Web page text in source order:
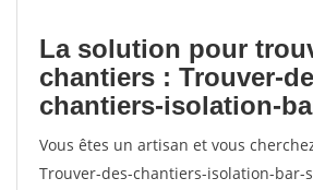
La solution pour
chantiers : Trouver-
chantiers-isolation-
Vous êtes un artisan et vous
Trouver-des-chantiers-isolation-bar-